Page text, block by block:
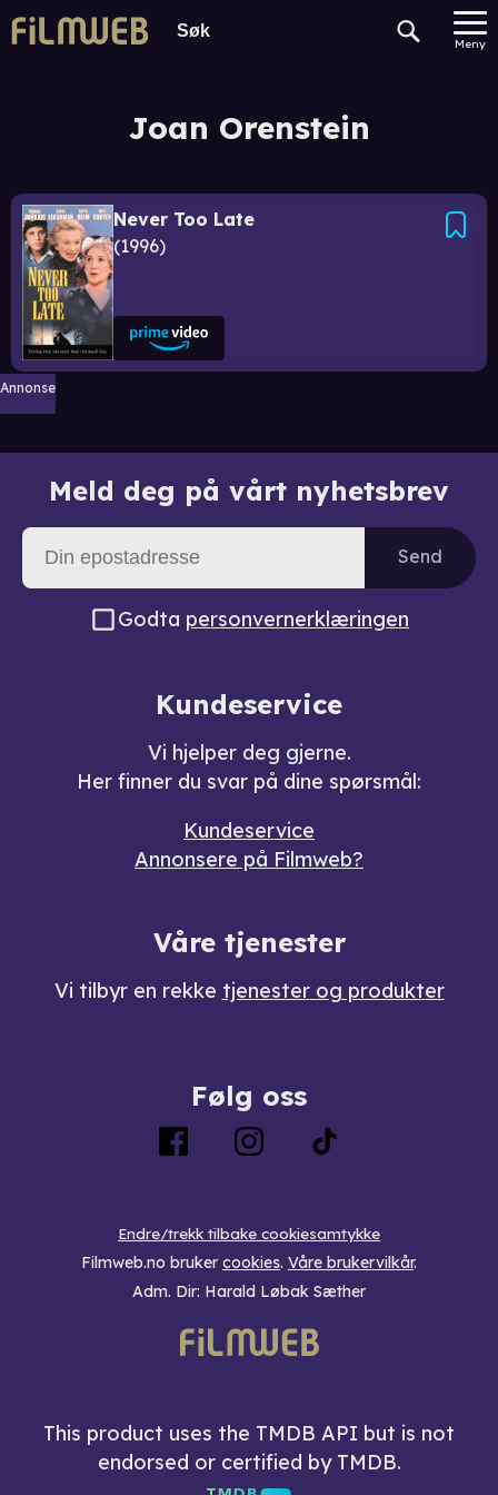
Meny
Joan Orenstein
Never Too Late
1996
Annonse
Meld deg på vårt nyhetsbrev
Send
Godta personvernerklæringen
Kundeservice
Vi hjelper deg gjerne.
Her finner du svar på dine spørsmål:
Kundeservice
Annonsere på Filmweb?
Våre tjenester
Vi tilbyr en rekke tjenester og produkter
Følg oss
Endre/trekk tilbake cookiesamtykke
Filmweb.no bruker cookies. Våre brukervilkår.
Adm. Dir: Harald Løbak Sæther
This product uses the TMDB API but is not
endorsed or certified by TMDB.